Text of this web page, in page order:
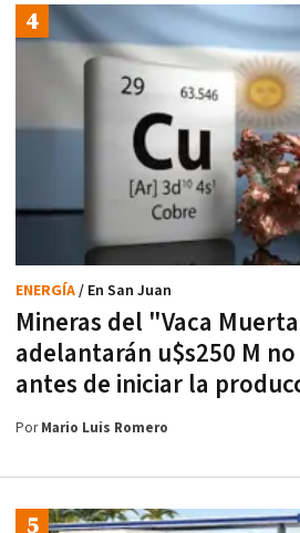
Mineras del "Vaca
adelantarán u$s250 M
antes de iniciar la
ENERGÍA/ En San Juan
PorMario Luis Romero